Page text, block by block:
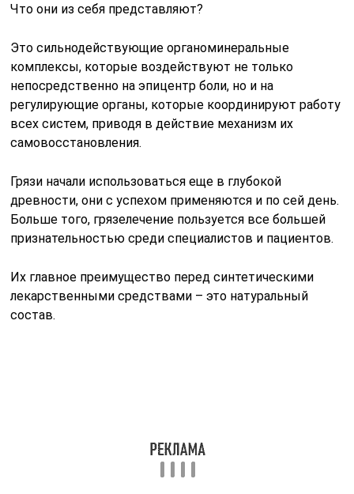
Что они из себя представляют?
Это сильнодействующие органоминеральные
комплексы, которые воздействуют не только
непосредственно на эпицентр боли, но и на
регулирующие органы, которые координируют работу
всех систем, приводя в действие механизм их
самовосстановления.
Грязи начали использоваться еще в глубокой
древности, они с успехом применяются и по сей день.
Больше того, грязелечение пользуется все большей
признательностью среди специалистов и пациентов.
Их главное преимущество перед синтетическими
лекарственными средствами – это натуральный
состав.
симптоматическое лечение в комплексе с иными
методами воздействия – лекарственными
препаратами, инъекциями, физиопроцедурами,